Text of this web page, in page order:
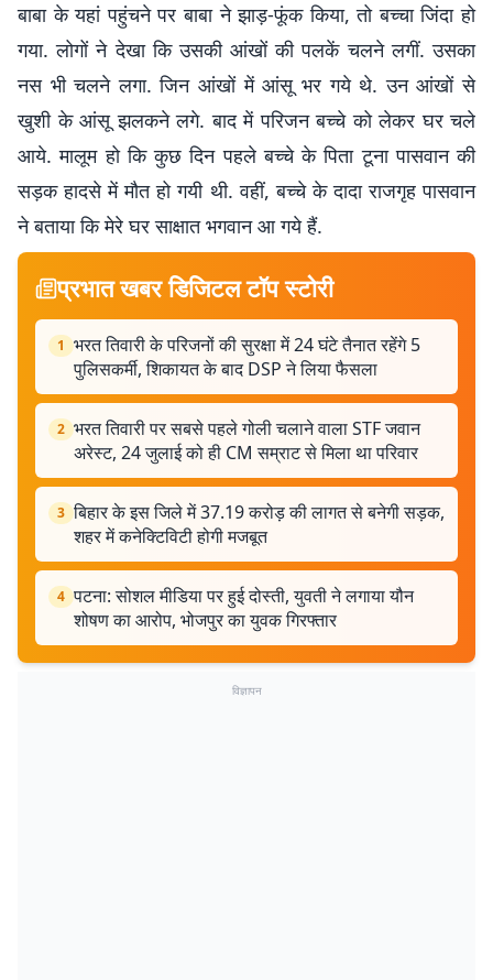
बाबा के यहां पहुंचने पर बाबा ने झाड़-फूंक किया, तो बच्चा जिंदा हो
गया. लोगों ने देखा कि उसकी आंखों की पलकें चलने लगीं. उसका
नस भी चलने लगा. जिन आंखों में आंसू भर गये थे. उन आंखों से
खुशी के आंसू झलकने लगे. बाद में परिजन बच्चे को लेकर घर चले
आये. मालूम हो कि कुछ दिन पहले बच्चे के पिता टूना पासवान की
सड़क हादसे में मौत हो गयी थी. वहीं, बच्चे के दादा राजगृह पासवान
ने बताया कि मेरे घर साक्षात भगवान आ गये हैं.
प्रभात खबर डिजिटल टॉप स्टोरी
1 भरत तिवारी के परिजनों की सुरक्षा में 24 घंटे तैनात रहेंगे 5
पुलिसकर्मी, शिकायत के बाद DSP ने लिया फैसला
2 भरत तिवारी पर सबसे पहले गोली चलाने वाला STF जवान
अरेस्ट, 24 जुलाई को ही CM सम्राट से मिला था परिवार
3 बिहार के इस जिले में 37.19 करोड़ की लागत से बनेगी सड़क,
शहर में कनेक्टिविटी होगी मजबूत
4 पटना: सोशल मीडिया पर हुई दोस्ती, युवती ने लगाया यौन
शोषण का आरोप, भोजपुर का युवक गिरफ्तार
विज्ञापन